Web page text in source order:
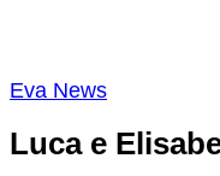
Eva News
Luca e